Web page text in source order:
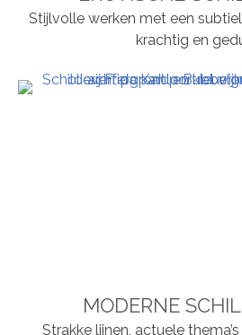
Stijlvolle werken met een
krachtig en
MODERNE
Strakke lijnen, actuele